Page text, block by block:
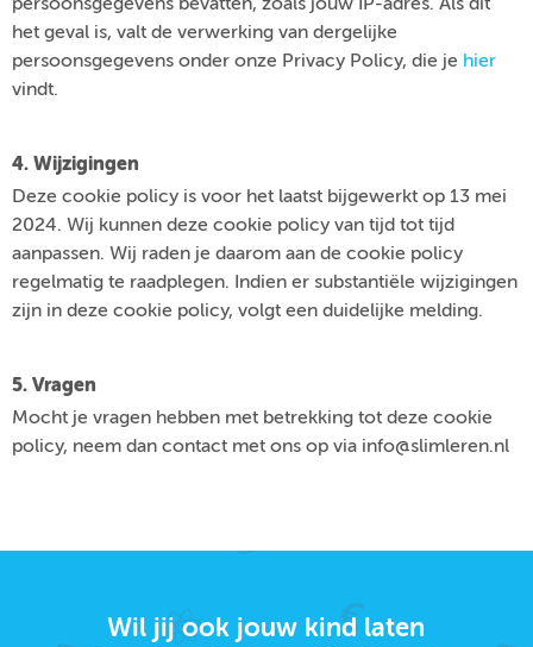
het geval is, valt de verwerking van dergelijke
persoonsgegevens onder onze Privacy Policy, die je hier
vindt.
4. Wijzigingen
Deze cookie policy is voor het laatst bijgewerkt op 13 mei
2024. Wij kunnen deze cookie policy van tijd tot tijd
aanpassen. Wij raden je daarom aan de cookie policy
regelmatig te raadplegen. Indien er substantiële wijzigingen
zijn in deze cookie policy, volgt een duidelijke melding.
5. Vragen
Mocht je vragen hebben met betrekking tot deze cookie
policy, neem dan contact met ons op via info@slimleren.nl
Wil jij ook jouw kind laten